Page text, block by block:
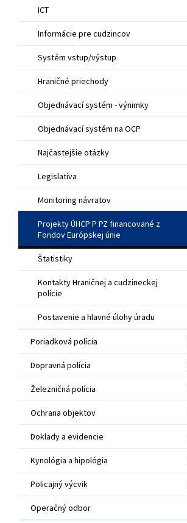
ICT
Informácie pre cudzincov
Systém vstup/výstup
Hraničné priechody
Objednávací systém - výnimky
Objednávací systém na OCP
Najčastejšie otázky
Legislatíva
Monitoring návratov
Projekty ÚHCP P PZ financované z
Fondov Európskej únie
Štatistiky
Kontakty Hraničnej a cudzineckej
polície
Postavenie a hlavné úlohy úradu
Poriadková polícia
Dopravná polícia
Železničná polícia
Ochrana objektov
Doklady a evidencie
Kynológia a hipológia
Policajný výcvik
Operačný odbor